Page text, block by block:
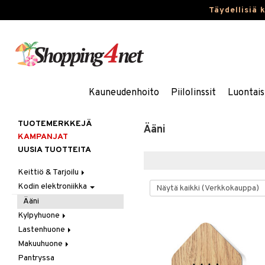
Täydellisiä
Kauneudenhoito Piilolinssit
Ääni
TUOTEMERKKEJÄ
KAMPANJAT
UUSIA TUOTTEITA
Keittiö & Tarjoilu
Aterimet
Kannut & Karahvit
Keittiösäilytys
Keittiötekstiilit
Keittiövälineet
Kodinkoneet
Kodin elektroniikka
Ääni
Kylpyhuone
Kylpyhuoneen sisustus
Kylpyhuoneen tarvikkeita
Kylpyhuoneen tekstiilit
Lastenhuone
Kylpyhuoneen koristelu
Lasten huonekalut
Makuuhuone
Huovat & Saalit
Pantryssa